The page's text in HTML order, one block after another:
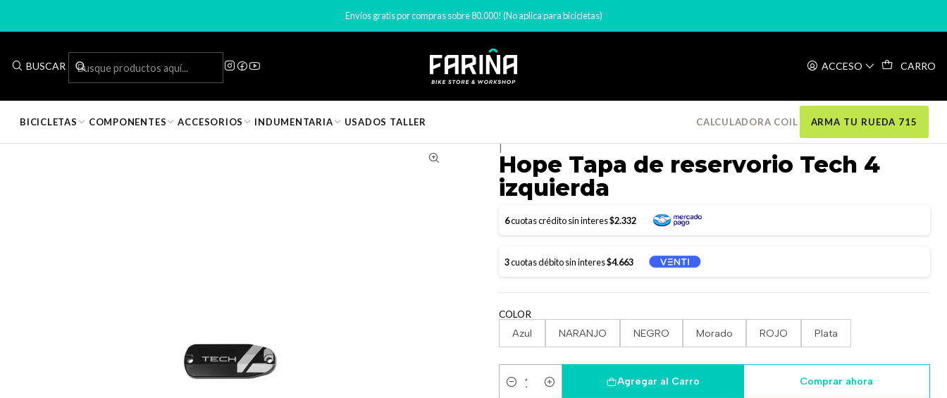
BUSCAR ACCESO CARRO
Envíos gratis por compras sobre 80.000! (No aplica para bicicletas)
Inicio Marcas Hope Hope Tapa de reservorio Tech 4 izquierda
Hope Tapa de reservorio Tech 4
izquierda
6cuotas crédito sin interes$2.332
3cuotas débito sin interes$4.663
COLOR
Azul NARANJO NEGRO Morado ROJO Plata
Cantidad
Agregar al Carro Comprar ahora
BICICLETAS COMPONENTES ACCESORIOS INDUMENTARIA USADOS TALLER CALCULADORA COIL ARMA TU RUEDA 715